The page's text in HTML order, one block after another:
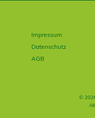
Impressum
Datenschutz
AGB
©